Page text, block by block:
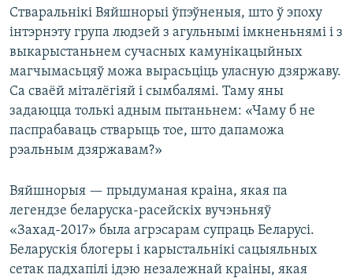
Стваральнікі Вяйшнорыі ўпэўненыя, што ў эпоху
інтэрнэту група людзей з агульнымі імкненьнямі і з
выкарыстаньнем сучасных камунікацыйных
магчымасьцяў можа вырасьціць уласную дзяржаву.
Са сваёй міталёгіяй і сымбалямі. Таму яны
задаюцца толькі адным пытаньнем: «Чаму б не
паспрабаваць стварыць тое, што дапаможа
рэальным дзяржавам?»
Вяйшнорыя — прыдуманая краіна, якая па
легендзе беларуска-расейскіх вучэньняў
«Захад-2017» была агрэсарам супраць Беларусі.
Беларускія блогеры і карыстальнікі сацыяльных
сетак падхапілі ідэю незалежнай краіны, якая